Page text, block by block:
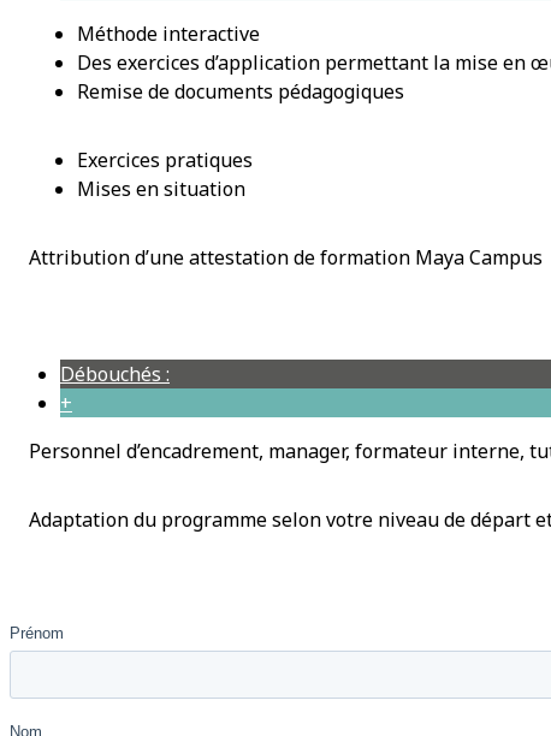
Méthode interactive
Des exercices d’application permettant la mise en
Remise de documents pédagogiques
Exercices pratiques
Mises en situation
Attribution d’une attestation de formation Maya Campus
Débouchés :
+
Personnel d’encadrement, manager, formateur interne,
Adaptation du programme selon votre niveau de départ